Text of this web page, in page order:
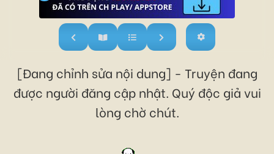
[Đang chỉnh sửa nội dung] - Truyện đang
được người đăng cập nhật. Quý độc giả vui
lòng chờ chút.